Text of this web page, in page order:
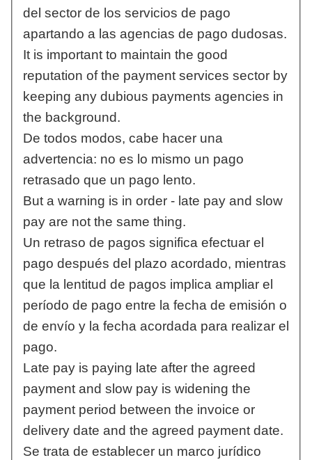
del sector de los servicios de pago
apartando a las agencias de pago dudosas.
It is important to maintain the good
reputation of the payment services sector by
keeping any dubious payments agencies in
the background.
De todos modos, cabe hacer una
advertencia: no es lo mismo un pago
retrasado que un pago lento.
But a warning is in order - late pay and slow
pay are not the same thing.
Un retraso de pagos significa efectuar el
pago después del plazo acordado, mientras
que la lentitud de pagos implica ampliar el
período de pago entre la fecha de emisión o
de envío y la fecha acordada para realizar el
pago.
Late pay is paying late after the agreed
payment and slow pay is widening the
payment period between the invoice or
delivery date and the agreed payment date.
Se trata de establecer un marco jurídico